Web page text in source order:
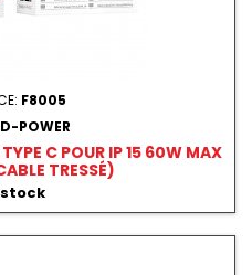
F8005
D-POWER
C POUR IP 15 60W MAX
TRESSÉ)
stock